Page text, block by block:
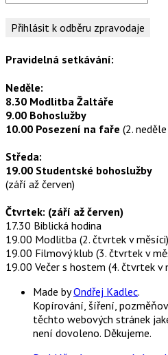
Pravidelná setkávání:
Neděle:
8.30 Modlitba Žaltáře
9.00 Bohoslužby
10.00 Posezení na faře (2.
Středa:
19.00 Studentské bohoslužby
(září až červen)
Čtvrtek: (září až červen)
17.30 Biblická hodina
19.00 Modlitba (2. čtvrtek v měsíci)
19.00 Filmový klub (3. čtvrtek v
19.00 Večer s hostem (4. čtvrtek v
Made byOndřej Kadlec.
Kopírování, šíření,
těchto webových stránek
není dovoleno. Děkujeme.